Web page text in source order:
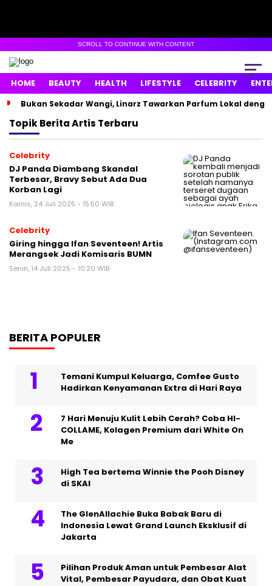
SCROLL TO CONTINUE WITH CONTENT
HOME BEAUTY HEALTH LIFESTYLE CELEBRITY
Bukan Sekadar Wangi, Linarz Tawarkan Parfum Lokal
TopikBerita Artis Terbaru
Celebrity
DJ Panda Diambang Skandal
Terbesar, Bravy Sebut Ada Dua
Korban Lagi
Kamis, 24 Juli 2025 - 15:50 WIB
Celebrity
Giring hingga Ifan Seventeen! Artis
Merangsek Jadi Komisaris BUMN
Senin, 14 Juli 2025 - 10:20 WIB
BERITA POPULER
Temani Kumpul Keluarga, Comfee Gusto
Hadirkan Kenyamanan Extra di Hari Raya
7 Hari Menuju Kulit Lebih Cerah? Coba HI-
COLLAME, Kolagen Premium dari White On
Me
High Tea bertema Winnie the Pooh Disney
di SKAI
The GlenAllachie Buka Babak Baru di
Indonesia Lewat Grand Launch Eksklusif di
Jakarta
Pilihan Produk Aman untuk Pembesar Alat
Vital, Pembesar Payudara, dan Obat Kuat